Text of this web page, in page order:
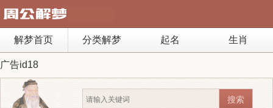
解梦首页 分类解梦 起名 生肖
广告id18